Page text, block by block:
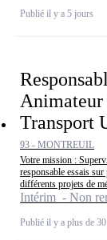
Publié il y a 5 jours
Transport
93 - MONTREUIL
Votre mission :
responsable essais
différents projets de
Intérim - Non
Publié il y a plus de